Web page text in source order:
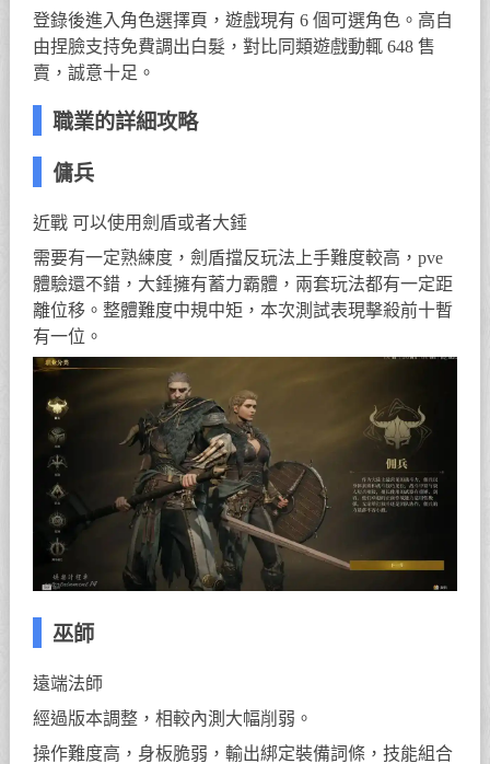
登錄後進入角色選擇頁，遊戲現有 6 個可選角色。高自
由捏臉支持免費調出白髮，對比同類遊戲動輒 648 售
賣，誠意十足。
職業的詳細攻略
傭兵
近戰 可以使用劍盾或者大錘
需要有一定熟練度，劍盾擋反玩法上手難度較高，pve
體驗還不錯，大錘擁有蓄力霸體，兩套玩法都有一定距
離位移。整體難度中規中矩，本次測試表現擊殺前十暫
有一位。
巫師
遠端法師
經過版本調整，相較內測大幅削弱。
操作難度高，身板脆弱，輸出綁定裝備詞條，技能組合